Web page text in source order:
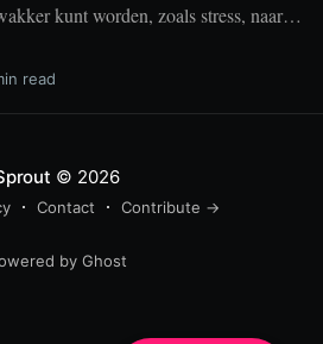
kunt worden, zoals stress, naar
of medische aandoeningen die je
probleem
read
© 2026
Contact Contribute →
by Ghost